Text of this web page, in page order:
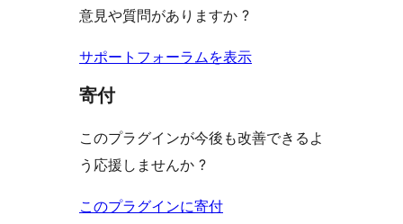
意見や質問がありますか ?
サポートフォーラムを表示
寄付
このプラグインが今後も改善できるよ
う応援しませんか ?
このプラグインに寄付